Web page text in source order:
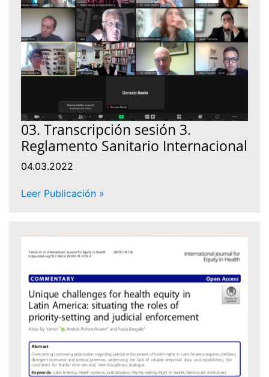
03. Transcripción sesión 3.
Reglamento Sanitario Internacional
04.03.2022
Leer Publicación »